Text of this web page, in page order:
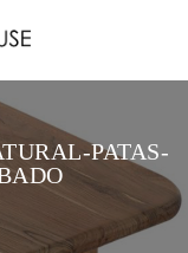
PATAS-